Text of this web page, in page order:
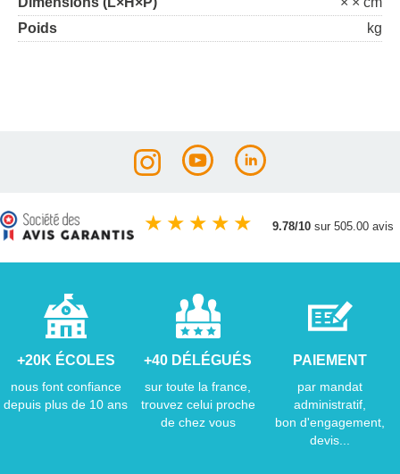
Poids
kg
★ ★ ★ ★ ★ 9.78/10 sur 505.00 avis
+20K ÉCOLES
nous font confiance
depuis plus de 10 ans
+40 DÉLÉGUÉS
sur toute la france,
trouvez celui proche
de chez vous
PAIEMENT
par mandat
administratif,
bon d'engagement,
devis...